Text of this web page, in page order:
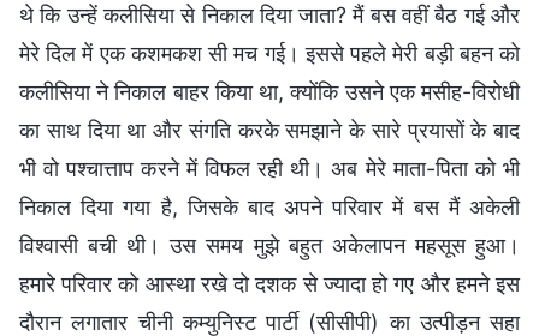
थे कि उन्हें कलीसिया से निकाल दिया जाता? मैं बस वहीं बैठ गई और
मेरे दिल में एक कशमकश सी मच गई। इससे पहले मेरी बड़ी बहन को
कलीसिया ने निकाल बाहर किया था, क्योंकि उसने एक मसीह-विरोधी
का साथ दिया था और संगति करके समझाने के सारे प्रयासों के बाद
भी वो पश्चात्ताप करने में विफल रही थी। अब मेरे माता-पिता को भी
निकाल दिया गया है, जिसके बाद अपने परिवार में बस मैं अकेली
विश्वासी बची थी। उस समय मुझे बहुत अकेलापन महसूस हुआ।
हमारे परिवार को आस्था रखे दो दशक से ज्यादा हो गए और हमने इस
दौरान लगातार चीनी कम्युनिस्ट पार्टी (सीसीपी) का उत्पीड़न सहा